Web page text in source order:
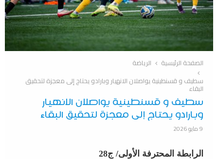
الصفحة الرئيسية
الرياضة
سطيف و قسنطينية يواصلان الانهيار وبارادو يحتاج إلى معجزة لتحقيق
البقاء
سطيف و قسنطينية يواصلان الانهيار
وبارادو يحتاج إلى معجزة لتحقيق البقاء
9 مايو 2026
الرابطة المحترفة الأولى/ ج28